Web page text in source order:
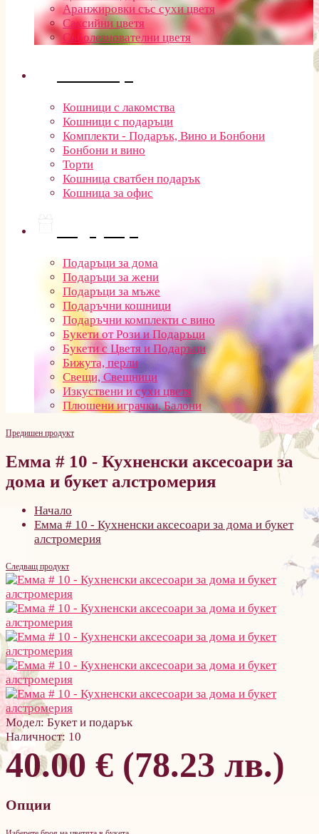
Аранжировки със сухи цветя
Саксийни цветя
Съболезнователни цветя
Кошници с лакомства
Кошници с подаръци
Комплекти - Подарък, Вино и Бонбони
Бонбони и вино
Торти
Кошница сватбен подарък
Кошница за офис
Подаръци за дома
Подаръци за жени
Подаръци за мъже
Подаръчни кошници
Подаръчни комплекти с вино
Букети от Рози и Подаръци
Букети с Цветя и Подаръци
Бижута, перли
Свещи, Свещници
Изкуствени и сухи цветя
Плюшени играчки, Балони
Предишен продукт
Емма # 10 - Кухненски аксесоари за
дома и букет алстромерия
Начало
Емма # 10 - Кухненски аксесоари за дома и букет
алстромерия
Следващ продукт
Модел:Букет и подарък
Наличност: 10
40.00 € (78.23 лв.)
Опции